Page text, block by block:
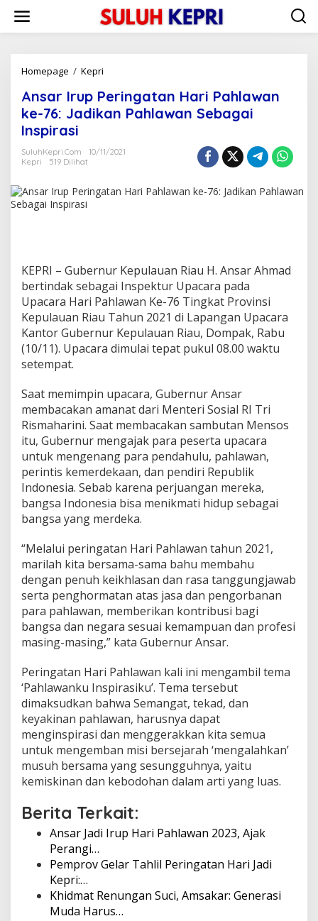
w
Homepage / Kepri
s
a
r
r
P
e
t
a
n
H
r
i
h
a
w
a
n
k
e
-
7
6
J
a
d
i
k
a
P
a
l
a
w
a
n
S
e
b
a
g
n
p
a
s
Ansar Irup Peringatan Hari Pahlawan
ke-76: Jadikan Pahlawan Sebagai
Inspirasi
SuluhKepri.com
10/11/2021
Kepri
519 Dilihat
KEPRI – Gubernur Kepulauan Riau H. Ansar Ahmad
bertindak sebagai Inspektur Upacara pada
Upacara Hari Pahlawan Ke-76 Tingkat Provinsi
Kepulauan Riau Tahun 2021 di Lapangan Upacara
Kantor Gubernur Kepulauan Riau, Dompak, Rabu
(10/11). Upacara dimulai tepat pukul 08.00 waktu
setempat.
Saat memimpin upacara, Gubernur Ansar
membacakan amanat dari Menteri Sosial RI Tri
Rismaharini. Saat membacakan sambutan Mensos
itu, Gubernur mengajak para peserta upacara
untuk mengenang para pendahulu, pahlawan,
perintis kemerdekaan, dan pendiri Republik
Indonesia. Sebab karena perjuangan mereka,
bangsa Indonesia bisa menikmati hidup sebagai
bangsa yang merdeka.
“Melalui peringatan Hari Pahlawan tahun 2021,
marilah kita bersama-sama bahu membahu
dengan penuh keikhlasan dan rasa tanggungjawab
serta penghormatan atas jasa dan pengorbanan
para pahlawan, memberikan kontribusi bagi
bangsa dan negara sesuai kemampuan dan profesi
masing-masing,” kata Gubernur Ansar.
Peringatan Hari Pahlawan kali ini mengambil tema
‘Pahlawanku Inspirasiku’. Tema tersebut
dimaksudkan bahwa Semangat, tekad, dan
keyakinan pahlawan, harusnya dapat
menginspirasi dan menggerakkan kita semua
untuk mengemban misi bersejarah ‘mengalahkan’
musuh bersama yang sesungguhnya, yaitu
kemiskinan dan kebodohan dalam arti yang luas.
Berita Terkait:
Ansar Jadi Irup Hari Pahlawan 2023, Ajak
Perangi…
Pemprov Gelar Tahlil Peringatan Hari Jadi
Kepri:…
Khidmat Renungan Suci, Amsakar: Generasi
Muda Harus…